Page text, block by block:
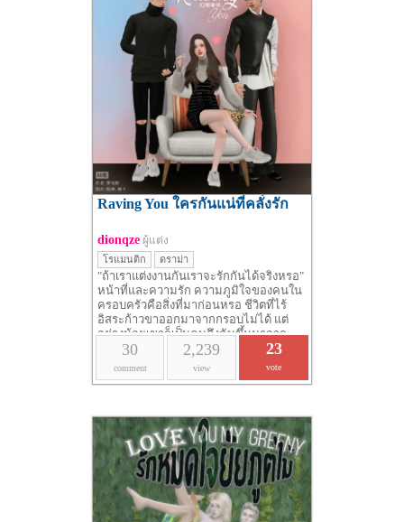
Raving You ใครกันแน่ที่คลั่งรัก
dionqze ผู้แต่ง
โรแมนติก ดราม่า
"ถ้าเราแต่งงานกันเราจะรักกันได้จริงหรอ"
หน้าที่และความรัก ความภูมิใจของคนใน
ครอบครัวคือสิ่งที่มาก่อนหรอ ชีวิตที่ไร้
อิสระก้าวขาออกมาจากกรอบไม่ได้ แต่
อย่างน้อยเขาก็เป็นคนดึงฉันขึ้นมาจาก
นรกตรงนั้น
30
comment
2,239
view
23
vote